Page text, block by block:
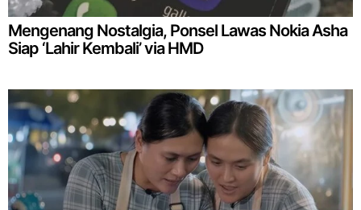
Mengenang Nostalgia, Ponsel Lawas Nokia Asha
Siap ‘Lahir Kembali’ via HMD